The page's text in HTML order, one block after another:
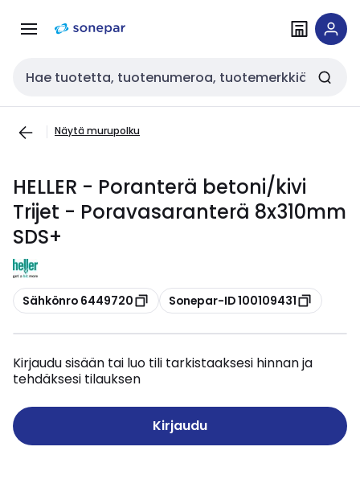
navigointiinsisältöön
Haku
Näytä murupolku
HELLER - Poranterä betoni/kivi
Trijet - Poravasaranterä 8x310mm
SDS+
Kopioi
Sähkönro 6449720 Kopioi
Sonepar-ID 100109431
Kirjaudu sisään tai luo tili tarkistaaksesi hinnan ja
tehdäksesi tilauksen
Kirjaudu